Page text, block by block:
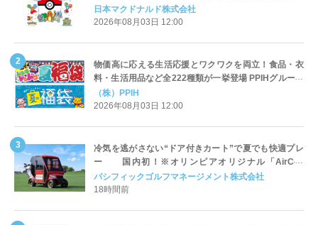
定登場
日本マクドナルド株式会社
2026年08月03日 12:00
物価高に応える生活応援とワクワクを両立！食品・衣
料・生活用品など全222種類が一挙登場 PPIHグループ
「夏福袋」＆セール 8月6日(木)より順次スタート
（株）PPIH
2026年08月03日 12:00
冷気を逃がさない“ドア付きカート”で夏でも快適プレ
ー 国内初！※オリンピアオリジナル「AirCon
Cart（エアコンカート）」導入 | ＰＧＭ
パシフィックゴルフマネージメント株式会社
18時間前